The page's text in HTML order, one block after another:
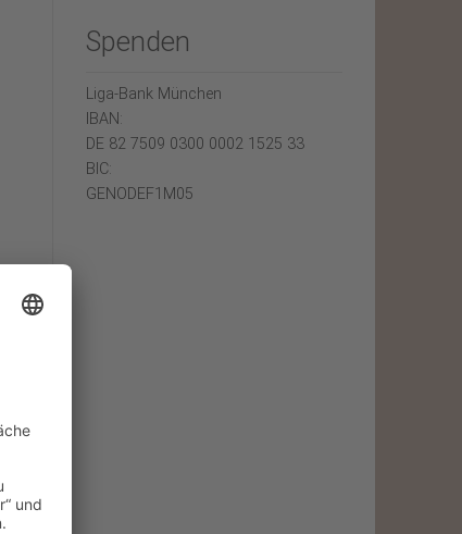
Spenden
Liga-Bank München
IBAN:
DE 82 7509 0300 0002 1525 33
BIC:
GENODEF1M05